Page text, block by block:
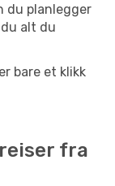
du planlegger
alt du
bare et klikk
fra